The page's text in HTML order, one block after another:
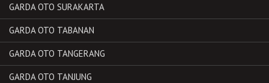
GARDA OTO SURAKARTA
GARDA OTO TABANAN
GARDA OTO TANGERANG
GARDA OTO TANJUNG